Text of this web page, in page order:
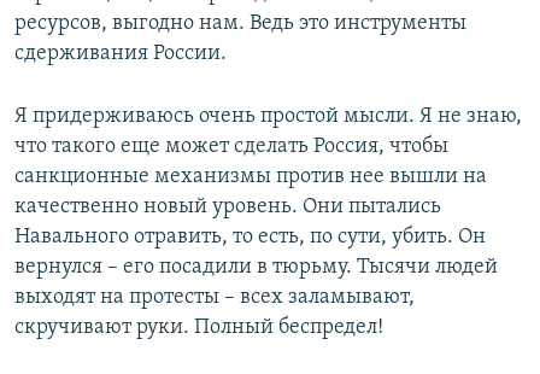
ресурсов, выгодно нам. Ведь это инструменты
сдерживания России.
Я придерживаюсь очень простой мысли. Я не знаю,
что такого еще может сделать Россия, чтобы
санкционные механизмы против нее вышли на
качественно новый уровень. Они пытались
Навального отравить, то есть, по сути, убить. Он
вернулся – его посадили в тюрьму. Тысячи людей
выходят на протесты – всех заламывают,
скручивают руки. Полный беспредел!